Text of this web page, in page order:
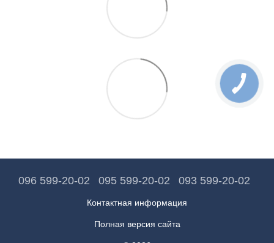
096 599-20-02 095 599-20-02 093 599-20-02
Контактная информация
Полная версия сайта